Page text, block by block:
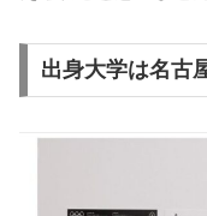
出身大学は名古